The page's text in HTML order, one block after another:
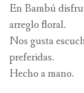
En Bambú
arreglo floral.
Nos gusta
preferidas.
Hecho a mano.